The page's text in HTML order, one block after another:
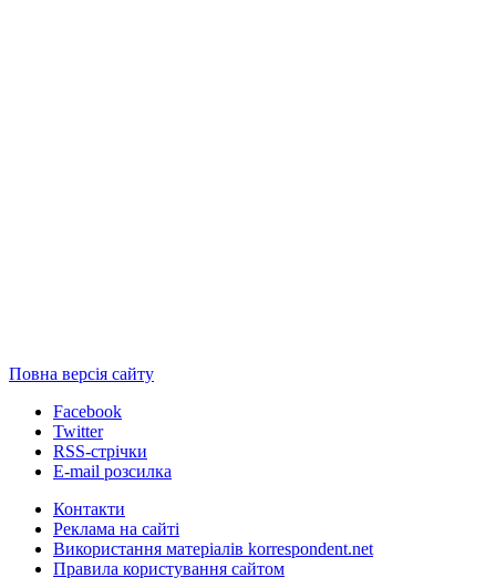
Повна версія сайту
Facebook
Twitter
RSS-стрічки
E-mail розсилка
Контакти
Реклама на сайті
Використання матеріалів korrespondent.net
Правила користування сайтом